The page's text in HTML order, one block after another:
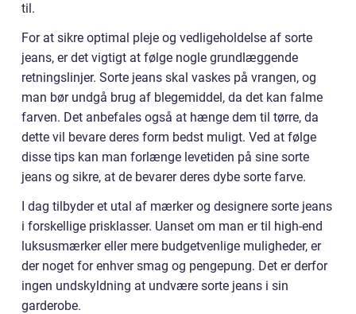
til.
For at sikre optimal pleje og vedligeholdelse af sorte
jeans, er det vigtigt at følge nogle grundlæggende
retningslinjer. Sorte jeans skal vaskes på vrangen, og
man bør undgå brug af blegemiddel, da det kan falme
farven. Det anbefales også at hænge dem til tørre, da
dette vil bevare deres form bedst muligt. Ved at følge
disse tips kan man forlænge levetiden på sine sorte
jeans og sikre, at de bevarer deres dybe sorte farve.
I dag tilbyder et utal af mærker og designere sorte jeans
i forskellige prisklasser. Uanset om man er til high-end
luksusmærker eller mere budgetvenlige muligheder, er
der noget for enhver smag og pengepung. Det er derfor
ingen undskyldning at undvære sorte jeans i sin
garderobe.